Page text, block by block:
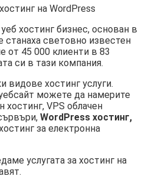
на WordPress
хостинг бизнес, основан в
станаха световно известен
от 45 000 клиенти в 83
си в тази компания.
видове хостинг услуги.
можете да намерите
хостинг, VPS облачен
WordPress хостинг,
за електронна
услугата за хостинг на